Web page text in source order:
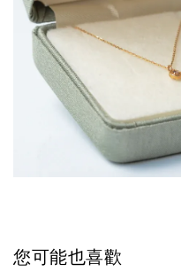
您可能也喜歡